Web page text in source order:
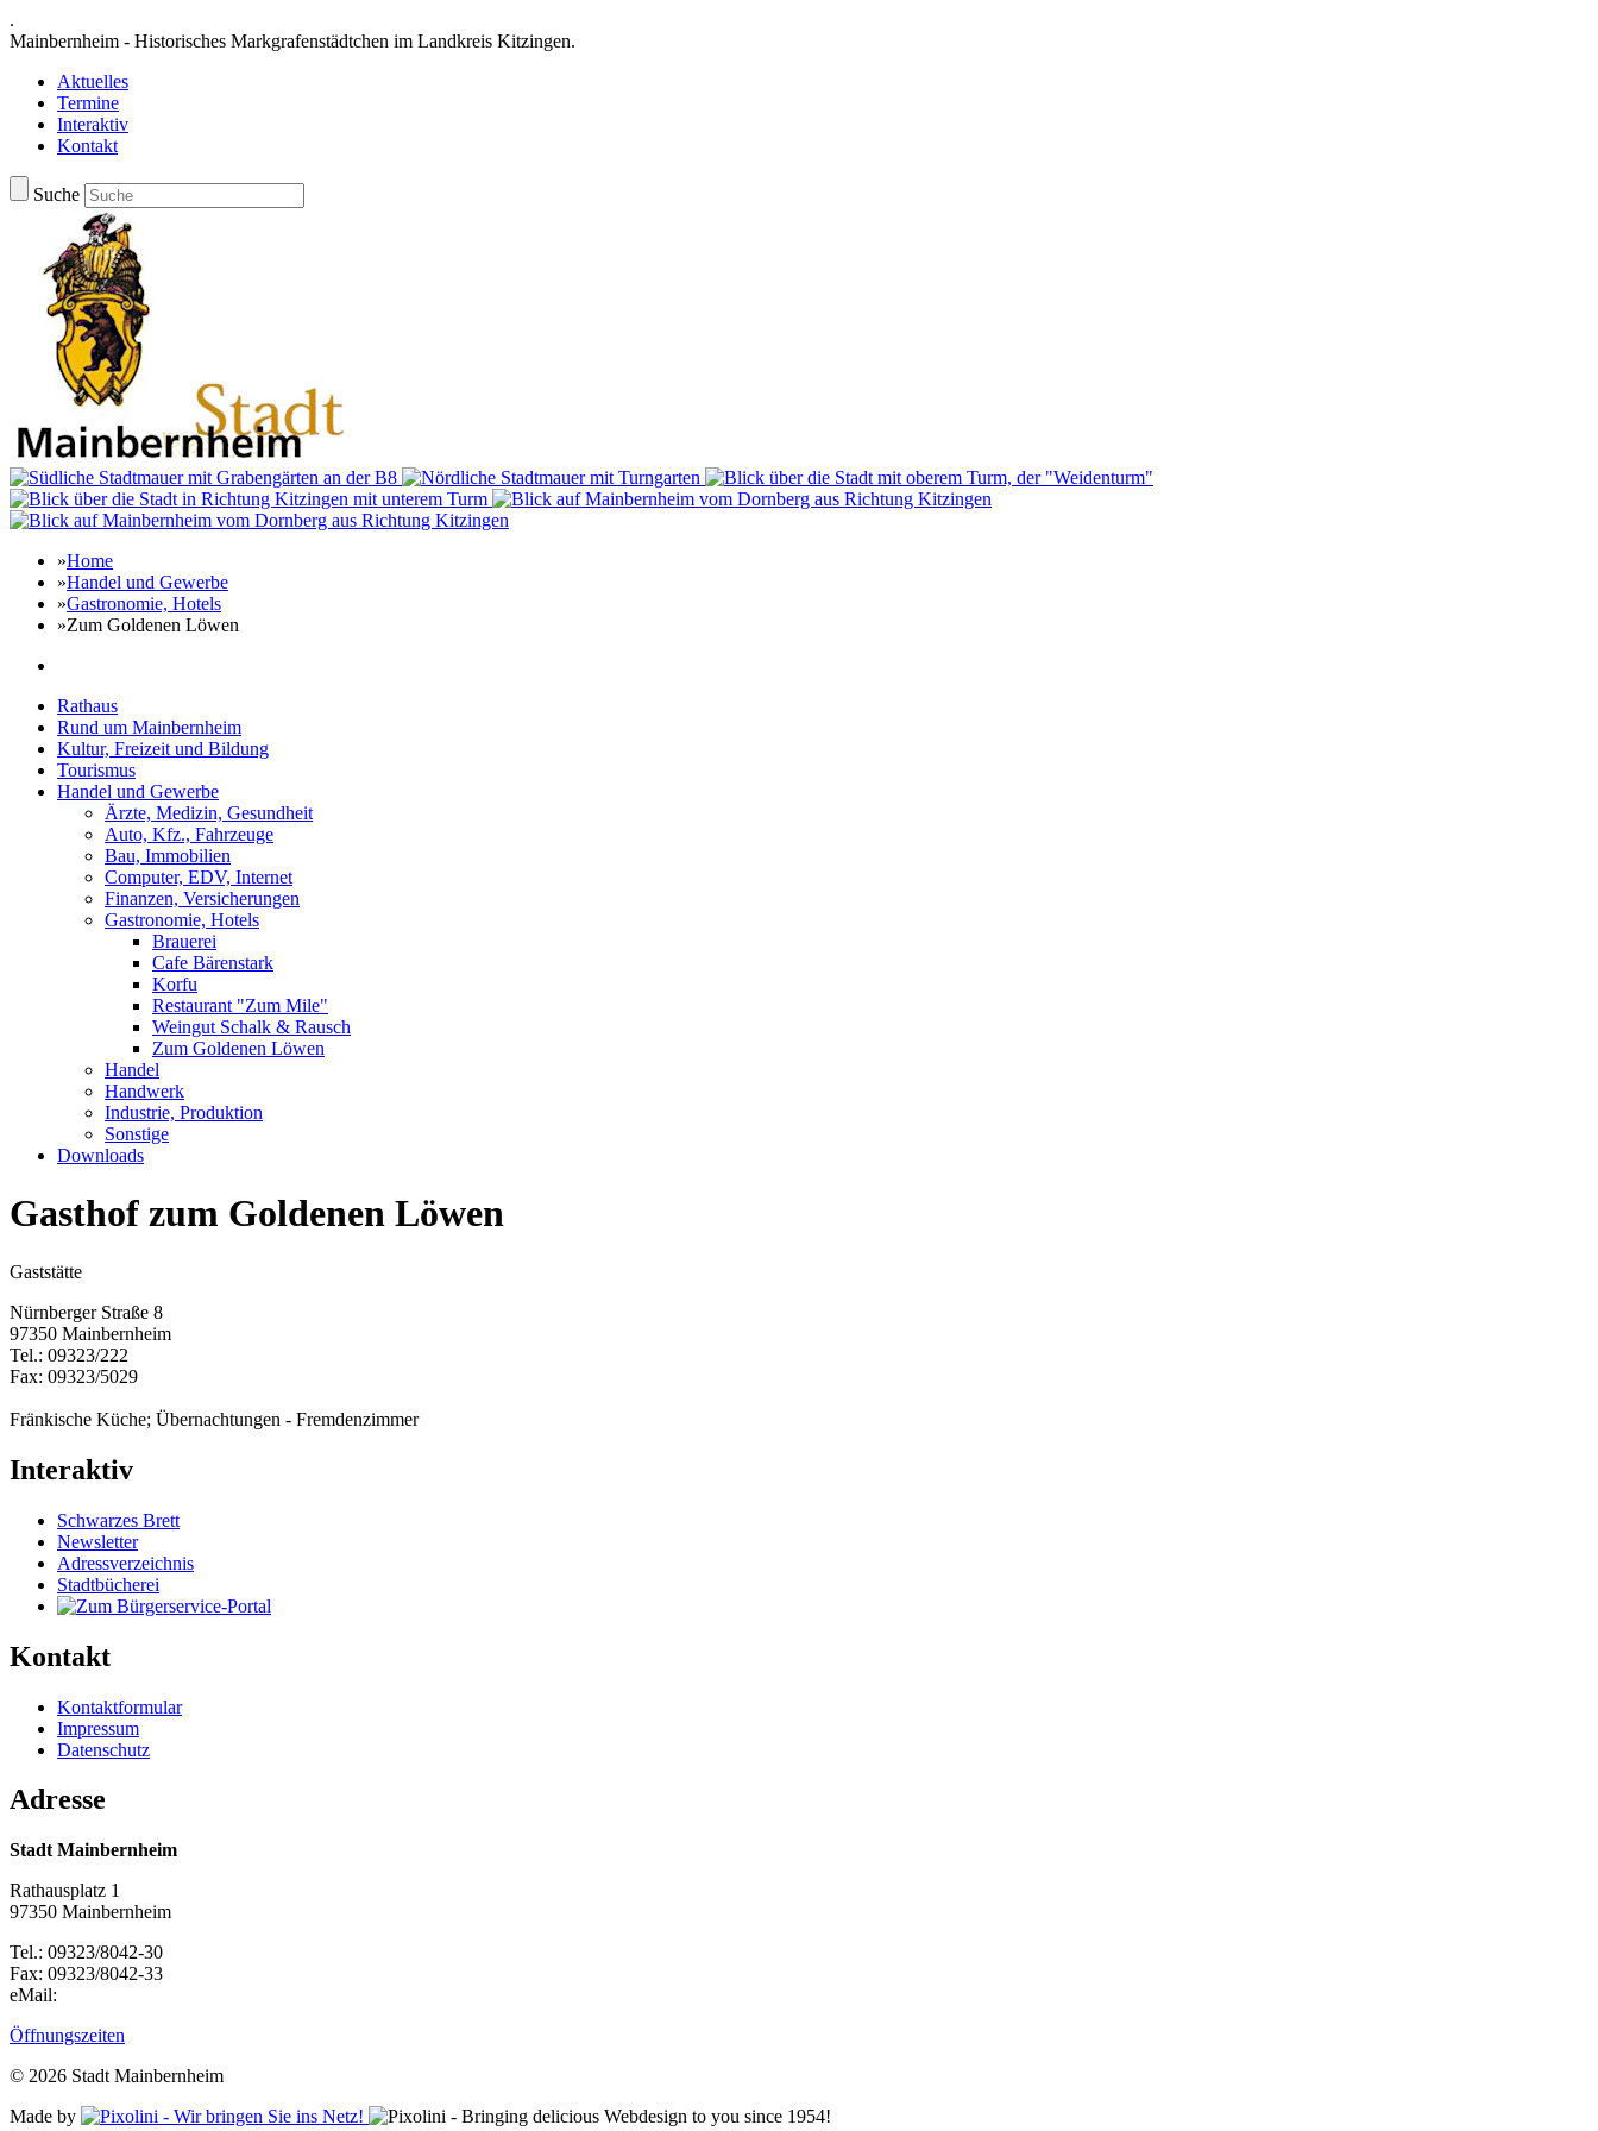
.
Mainbernheim - Historisches Markgrafenstädtchen im Landkreis Kitzingen.
Aktuelles
Termine
Interaktiv
Kontakt
Suche
»Home
»Handel und Gewerbe
»Gastronomie, Hotels
»Zum Goldenen Löwen
Rathaus
Rund um Mainbernheim
Kultur, Freizeit und Bildung
Tourismus
Handel und Gewerbe
Ärzte, Medizin, Gesundheit
Auto, Kfz., Fahrzeuge
Bau, Immobilien
Computer, EDV, Internet
Finanzen, Versicherungen
Gastronomie, Hotels
Brauerei
Cafe Bärenstark
Korfu
Restaurant "Zum Mile"
Weingut Schalk & Rausch
Zum Goldenen Löwen
Handel
Handwerk
Industrie, Produktion
Sonstige
Downloads
Gasthof zum Goldenen Löwen
Gaststätte
Nürnberger Straße 8
97350 Mainbernheim
Tel.: 09323/222
Fax: 09323/5029
Fränkische Küche; Übernachtungen - Fremdenzimmer
Interaktiv
Schwarzes Brett
Newsletter
Adressverzeichnis
Stadtbücherei
Kontakt
Kontaktformular
Impressum
Datenschutz
Adresse
Stadt Mainbernheim
Rathausplatz 1
97350 Mainbernheim
Tel.: 09323/8042-30
Fax: 09323/8042-33
eMail:
Öffnungszeiten
© 2026 Stadt Mainbernheim
Made by